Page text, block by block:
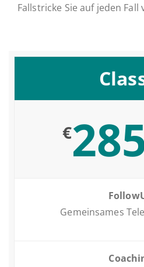
Fallstricke Sie auf jeden
€
Ge­mein­sa­mes